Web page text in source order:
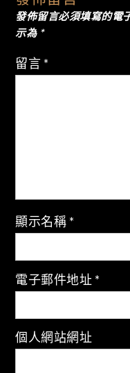
覽
發佈留言必須填寫的電
示為 *
留言 *
顯示名稱 *
電子郵件地址 *
個人網站網址